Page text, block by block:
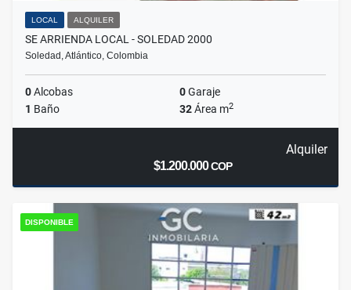
LOCAL ALQUILER
SE ARRIENDA LOCAL - SOLEDAD 2000
Soledad, Atlántico, Colombia
0Alcobas 0Garaje
1 Baño 32Área m2
Alquiler
$1.200.000COP
DISPONIBLE